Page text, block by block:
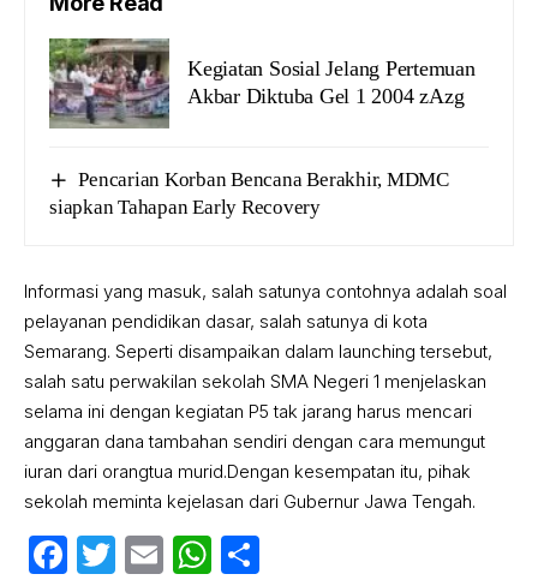
Kegiatan Sosial Jelang Pertemuan
Akbar Diktuba Gel 1 2004 zAzg
Pencarian Korban Bencana Berakhir, MDMC
siapkan Tahapan Early Recovery
Informasi yang masuk, salah satunya contohnya adalah soal
pelayanan pendidikan dasar, salah satunya di kota
Semarang. Seperti disampaikan dalam launching tersebut,
salah satu perwakilan sekolah SMA Negeri 1 menjelaskan
selama ini dengan kegiatan P5 tak jarang harus mencari
anggaran dana tambahan sendiri dengan cara memungut
iuran dari orangtua murid.Dengan kesempatan itu, pihak
sekolah meminta kejelasan dari Gubernur Jawa Tengah.
Facebook
Twitter
EmailWhatsApp